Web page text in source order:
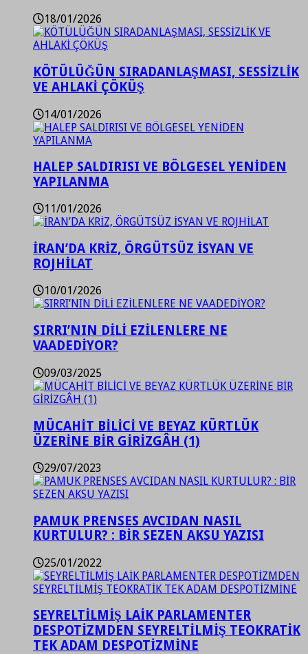
18/01/2026
KÖTÜLÜĞÜN SIRADANLAŞMASI, SESSİZLİK
VE AHLAKİ ÇÖKÜŞ
14/01/2026
HALEP SALDIRISI VE BÖLGESEL YENİDEN
YAPILANMA
11/01/2026
İRAN’DA KRİZ, ÖRGÜTSÜZ İSYAN VE
ROJHİLAT
10/01/2026
SIRRI’NIN DİLİ EZİLENLERE NE
VAADEDİYOR?
09/03/2025
MÜCAHİT BİLİCİ VE BEYAZ KÜRTLÜK
ÜZERİNE BİR GİRİZGÂH (1)
29/07/2023
PAMUK PRENSES AVCIDAN NASIL
KURTULUR? : BİR SEZEN AKSU YAZISI
25/01/2022
SEYRELTİLMİŞ LAİK PARLAMENTER
DESPOTİZMDEN SEYRELTİLMİŞ TEOKRATİK
TEK ADAM DESPOTİZMİNE